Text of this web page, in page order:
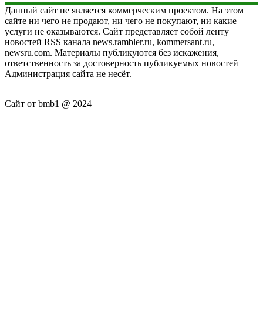
Данный сайт не является коммерческим проектом. На этом
сайте ни чего не продают, ни чего не покупают, ни какие
услуги не оказываются. Сайт представляет собой ленту
новостей RSS канала news.rambler.ru, kommersant.ru,
newsru.com. Материалы публикуются без искажения,
ответственность за достоверность публикуемых новостей
Администрация сайта не несёт.
Сайт от bmb1 @ 2024